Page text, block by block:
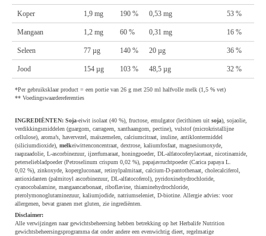
Koper 1,9 mg 190 % 0,53 mg 53 %
Mangaan 1,2 mg 60 % 0,31 mg 16 %
Seleen 77 µg 140 % 20 µg 36 %
Jood 154 µg 103 % 48,5 µg 32 %
*Per gebruiksklaar product = een portie van 26 g met 250 ml halfvolle melk (1,5 % vet)
** Voedingswaardereferenties
INGREDIËNTEN: Soja-eiwit isolaat (40 %), fructose, emulgator (lecithinen uitsoja), sojaolie,
verdikkingsmiddelen (guargom, carrageen, xanthaangom, pectine), vulstof (microkristallijne
cellulose), aroma’s, havervezel, maïszemelen, calciumcitraat, inuline, antiklontermiddel
(siliciumdioxide),melkeiwittenconcentraat, dextrose, kaliumfosfaat, magnesiumoxyde,
raapzaadolie, L-ascorbinezuur, ijzerfumaraat, honingpoeder, DL-alfatocoferylacetaat, nicotinamide,
peterseliebladpoeder (Petroselinum crispum 0,02 %), papajavruchtpoeder (Carica papaya L.
0,02 %), zinkoxyde, kopergluconaat, retinylpalmitaat, calcium-D-pantothenaat, cholecalciferol,
antioxidanten (palmitoyl ascorbinezuur, DL-alfatocoferol), pyridoxinehydrochloride,
cyanocobalamine, mangaancarbonaat, riboflavine, thiaminehydrochloride,
pterolymonoglutaminezuur, kaliumjodide, natriumseleniet, D-biotine. Allergie advies: voor
allergenen, bevat granen met gluten, zie ingrediënten.
Disclaimer:
Alle verwijzingen naar gewichtsbeheersing hebben betrekking op het Herbalife Nutrition
gewichtsbeheersingsprogramma dat onder andere een evenwichtig dieet, regelmatige